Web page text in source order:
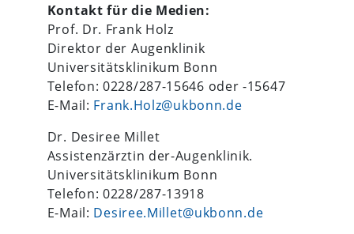
Kontakt für die Medien:
Prof. Dr. Frank Holz
Direktor der Augenklinik
Universitätsklinikum Bonn
Telefon: 0228/287-15646 oder -15647
E-Mail: Frank.Holz@ukbonn.de
Dr. Desiree Millet
Assistenzärztin der-Augenklinik.
Universitätsklinikum Bonn
Telefon: 0228/287-13918
E-Mail: Desiree.Millet@ukbonn.de